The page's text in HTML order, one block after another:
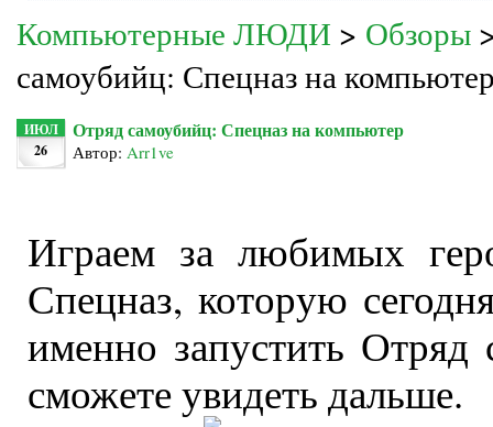
Компьютерные ЛЮДИ > Обзоры
самоубийц: Спецназ на
ИЮЛ
26
Отряд самоубийц: Спецназ на компьютер
Автор: Arr1ve
Играем за любимых
Спецназ, которую
именно запустить
сможете увидеть дальше.